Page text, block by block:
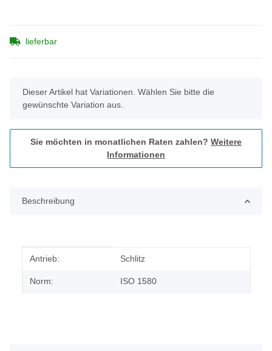
lieferbar
x
Dieser Artikel hat Variationen. Wählen Sie bitte die
gewünschte Variation aus.
Sie möchten in monatlichen Raten zahlen? Weitere
Informationen
Beschreibung
Produkteigenschaft
Wert
Antrieb: Schlitz
Norm: ISO 1580